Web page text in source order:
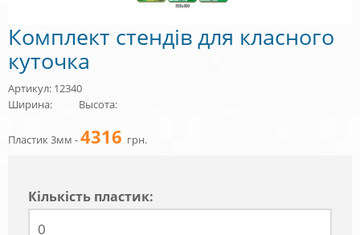
Комплект стендів для класного
куточка
Артикул: 12340
Ширина:
Высота:
Пластик 3мм -4316 грн.
Кiлькiсть пластик: